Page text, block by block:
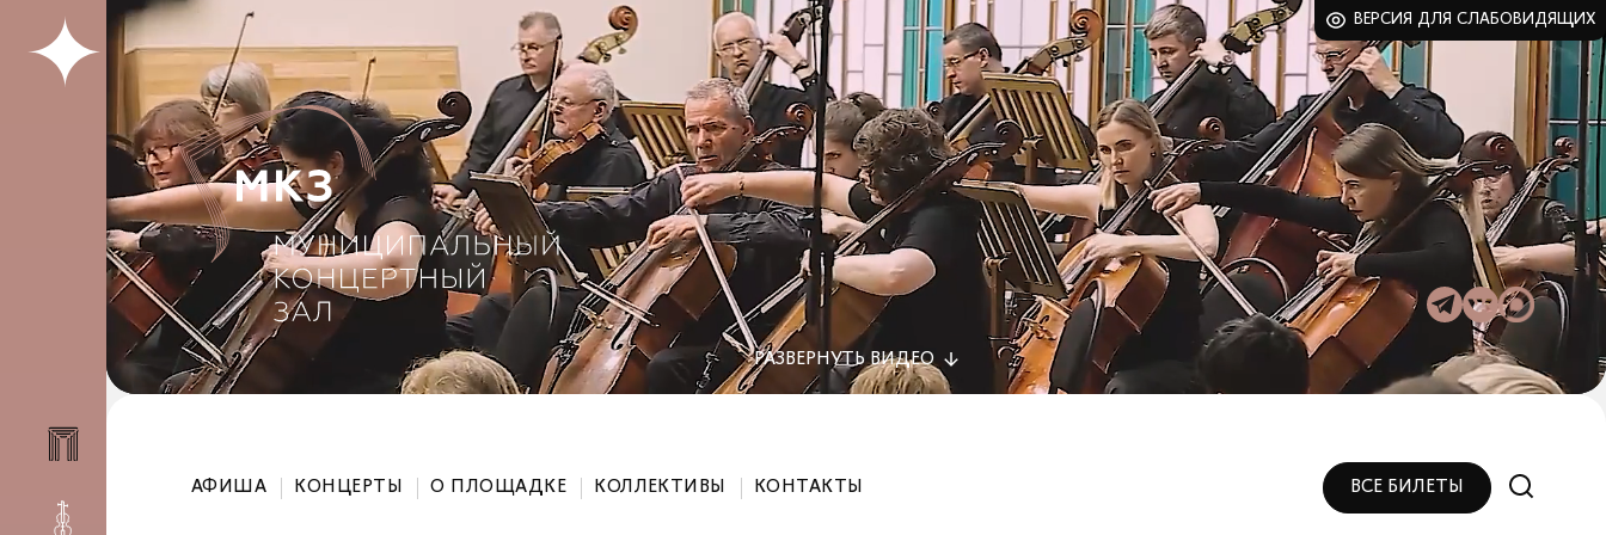
ВЕРСИЯ ДЛЯ СЛАБОВИДЯЩИХ
РАЗВЕРНУТЬВИДЕО
АФИША КОНЦЕРТЫ О ПЛОЩАДКЕ КОЛЛЕКТИВЫ КОНТАКТЫ ВСЕ БИЛЕТЫ